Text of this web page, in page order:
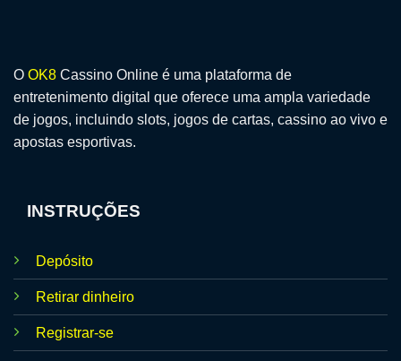
O OK8 Cassino Online é uma plataforma de
entretenimento digital que oferece uma ampla variedade
de jogos, incluindo slots, jogos de cartas, cassino ao vivo e
apostas esportivas.
INSTRUÇÕES
Depósito
Retirar dinheiro
Registrar-se